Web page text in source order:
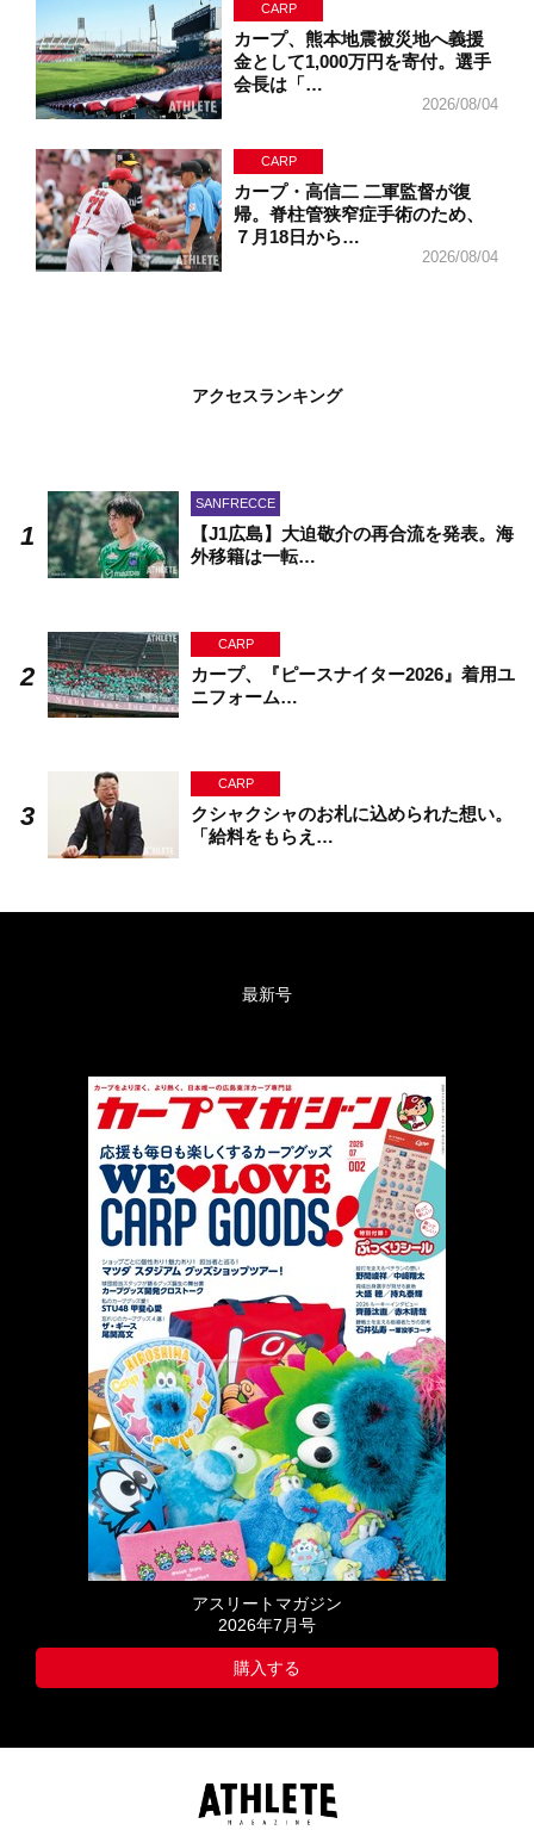
CARP
カープ、熊本地震被災地へ義援
金として1,000万円を寄付。選手
会長は「…
2026/08/04
CARP
カープ・高信二 二軍監督が復
帰。脊柱管狭窄症手術のため、
７月18日から…
2026/08/04
アクセスランキング
SANFRECCE
【J1広島】大迫敬介の再合流を発表。海
外移籍は一転…
CARP
カープ、『ピースナイター2026』着用ユ
ニフォーム…
CARP
クシャクシャのお札に込められた想い。
「給料をもらえ…
最新号
アスリートマガジン
2026年7月号
購入する